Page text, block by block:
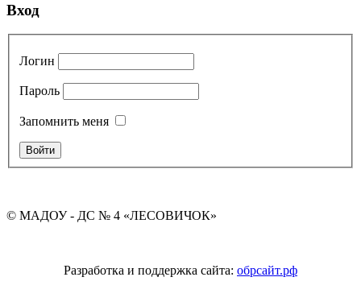
Вход
Логин
Пароль
Запомнить меня
© МАДОУ - ДС № 4 «ЛЕСОВИЧОК»
Разработка и поддержка сайта: обрсайт.рф